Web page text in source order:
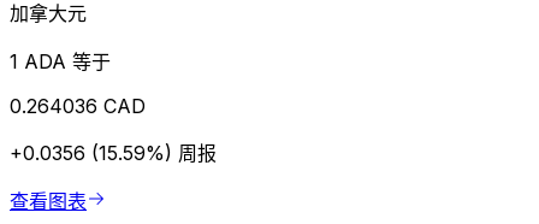
加拿大元
1 ADA 等于
0.264036 CAD
+0.0356 (15.59%) 周报
查看图表